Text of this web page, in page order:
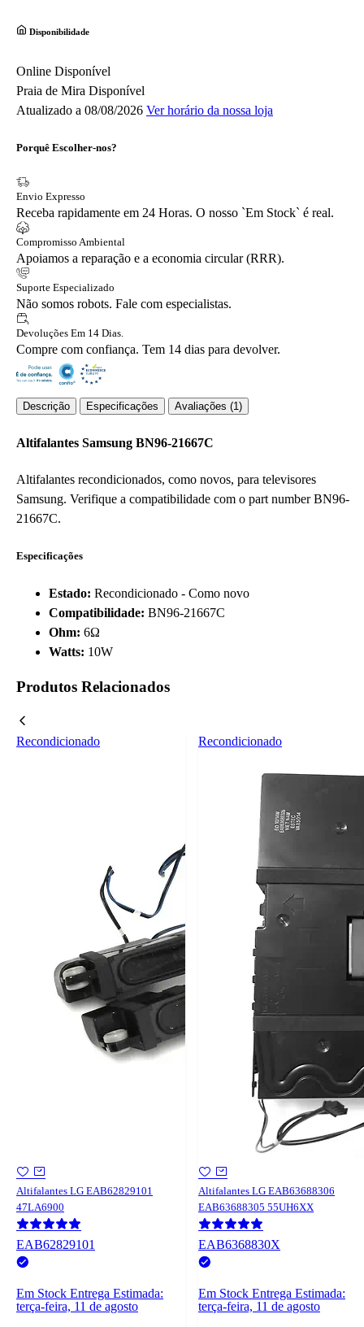
Disponibilidade
Online Disponível
Praia de Mira Disponível
Atualizado a 08/08/2026 Ver horário da nossa loja
Porquê Escolher-nos?
Envio Expresso
Receba rapidamente em 24 Horas. O nosso `Em Stock` é real.
Compromisso Ambiental
Apoiamos a reparação e a economia circular (RRR).
Suporte Especializado
Não somos robots. Fale com especialistas.
Devoluções Em 14 Dias.
Compre com confiança. Tem 14 dias para devolver.
Descrição Especificações Avaliações (1)
Altifalantes Samsung BN96-21667C
Altifalantes recondicionados, como novos, para televisores
Samsung. Verifique a compatibilidade com o part number BN96-
21667C.
Especificações
Estado: Recondicionado - Como novo
Compatibilidade: BN96-21667C
Ohm: 6Ω
Watts: 10W
Produtos Relacionados
Recondicionado
Altifalantes LG EAB62829101
47LA6900
EAB62829101
Em Stock Entrega Estimada:
terça-feira, 11 de agosto
Recondicionado
Altifalantes LG EAB63688306
EAB63688305 55UH6XX
EAB6368830X
Em Stock Entrega Estimada:
terça-feira, 11 de agosto